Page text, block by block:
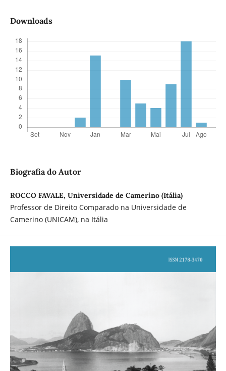
Downloads
Biografia do Autor
ROCCO FAVALE, Universidade de Camerino (Itália)
Professor de Direito Comparado na Universidade de
Camerino (UNICAM), na Itália